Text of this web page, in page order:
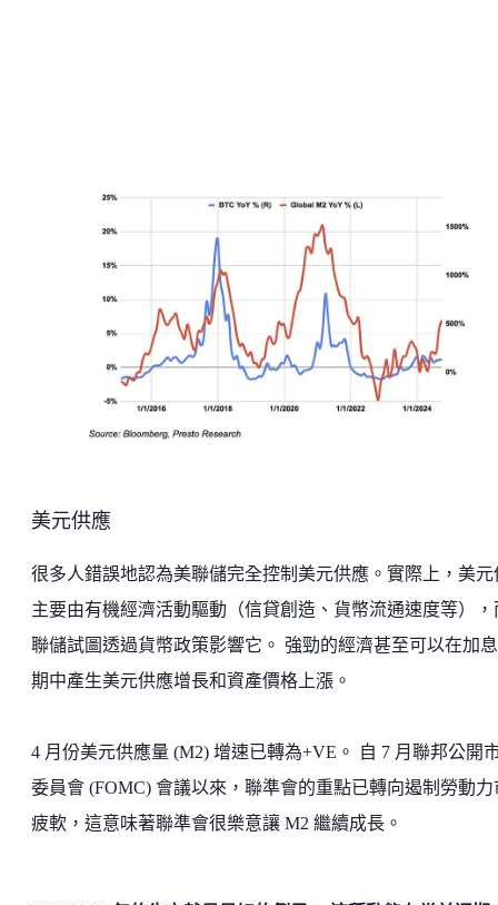
美元供應
很多人錯誤地認為美聯儲完全控制美元供應。實際上，美元
主要由有機經濟活動驅動（信貸創造、貨幣流通速度等），
聯儲試圖透過貨幣政策影響它。 強勁的經濟甚至可以在加
期中產生美元供應增長和資產價格上漲。
4 月份美元供應量 (M2) 增速已轉為+VE。 自 7 月聯邦公開
委員會 (FOMC) 會議以來，聯準會的重點已轉向遏制勞動力
疲軟，這意味著聯準會很樂意讓 M2 繼續成長。